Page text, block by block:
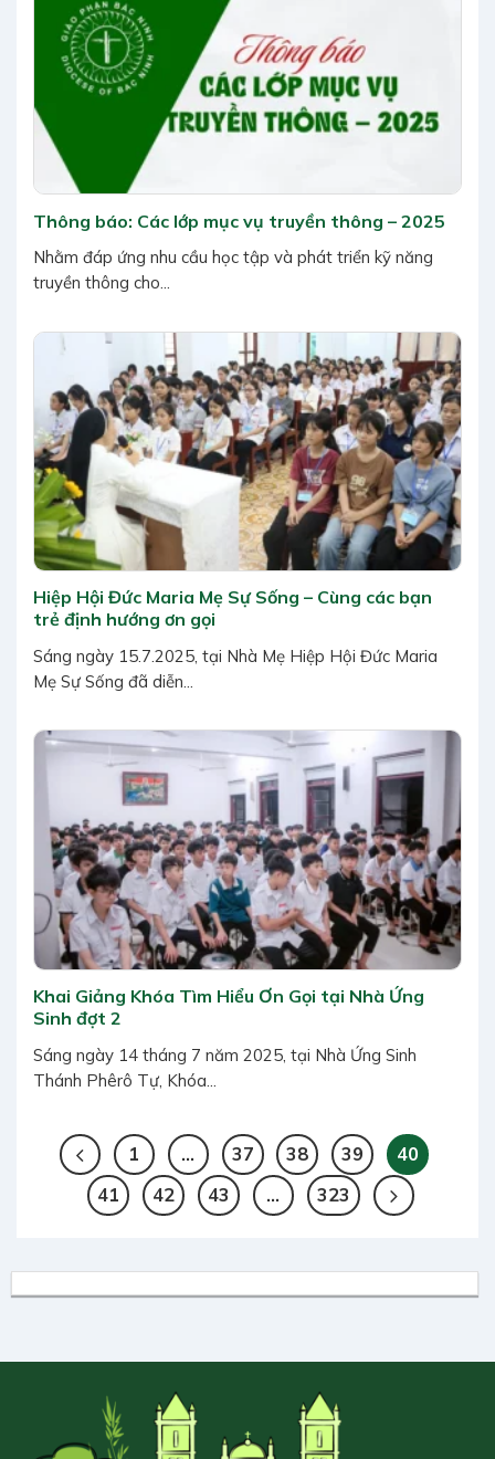
Thông báo: Các lớp mục vụ truyền thông – 2025
Nhằm đáp ứng nhu cầu học tập và phát triển kỹ năng
truyền thông cho...
Hiệp Hội Đức Maria Mẹ Sự Sống – Cùng các bạn
trẻ định hướng ơn gọi
Sáng ngày 15.7.2025, tại Nhà Mẹ Hiệp Hội Đức Maria
Mẹ Sự Sống đã diễn...
Khai Giảng Khóa Tìm Hiểu Ơn Gọi tại Nhà Ứng
Sinh đợt 2
Sáng ngày 14 tháng 7 năm 2025, tại Nhà Ứng Sinh
Thánh Phêrô Tự, Khóa...
1 … 37 38 39
40
41
42 43 … 323